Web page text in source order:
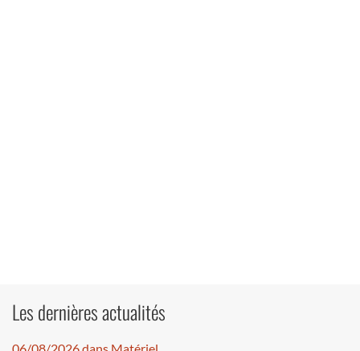
Les dernières actualités